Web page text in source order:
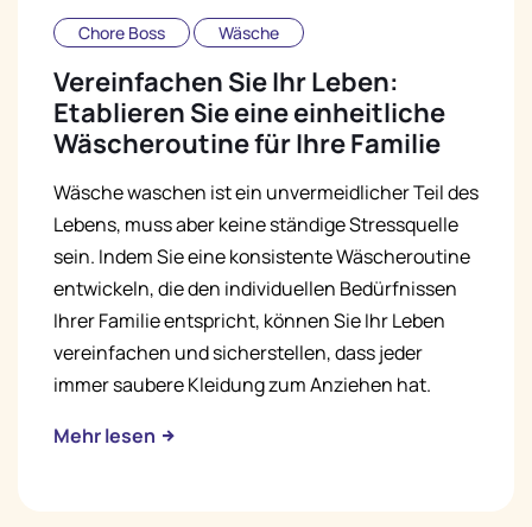
Chore Boss Wäsche
Vereinfachen Sie Ihr Leben:
Etablieren Sie eine einheitliche
Wäscheroutine für Ihre Familie
Wäsche waschen ist ein unvermeidlicher Teil des
Lebens, muss aber keine ständige Stressquelle
sein. Indem Sie eine konsistente Wäscheroutine
entwickeln, die den individuellen Bedürfnissen
Ihrer Familie entspricht, können Sie Ihr Leben
vereinfachen und sicherstellen, dass jeder
immer saubere Kleidung zum Anziehen hat.
Mehr lesen